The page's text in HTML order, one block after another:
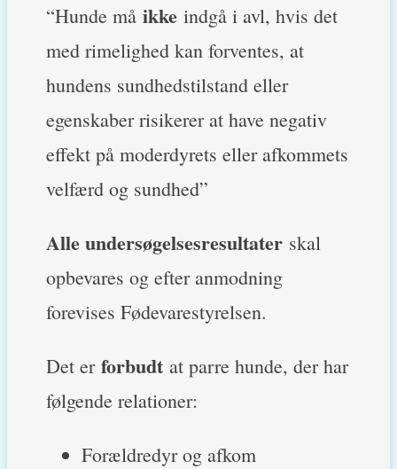
“Hunde må ikke indgå i avl, hvis det
med rimelighed kan forventes, at
hundens sundhedstilstand eller
egenskaber risikerer at have negativ
effekt på moderdyrets eller afkommets
velfærd og sundhed”
Alle undersøgelsesresultater skal
opbevares og efter anmodning
forevises Fødevarestyrelsen.
Det er forbudt at parre hunde, der har
følgende relationer:
Forældredyr og afkom